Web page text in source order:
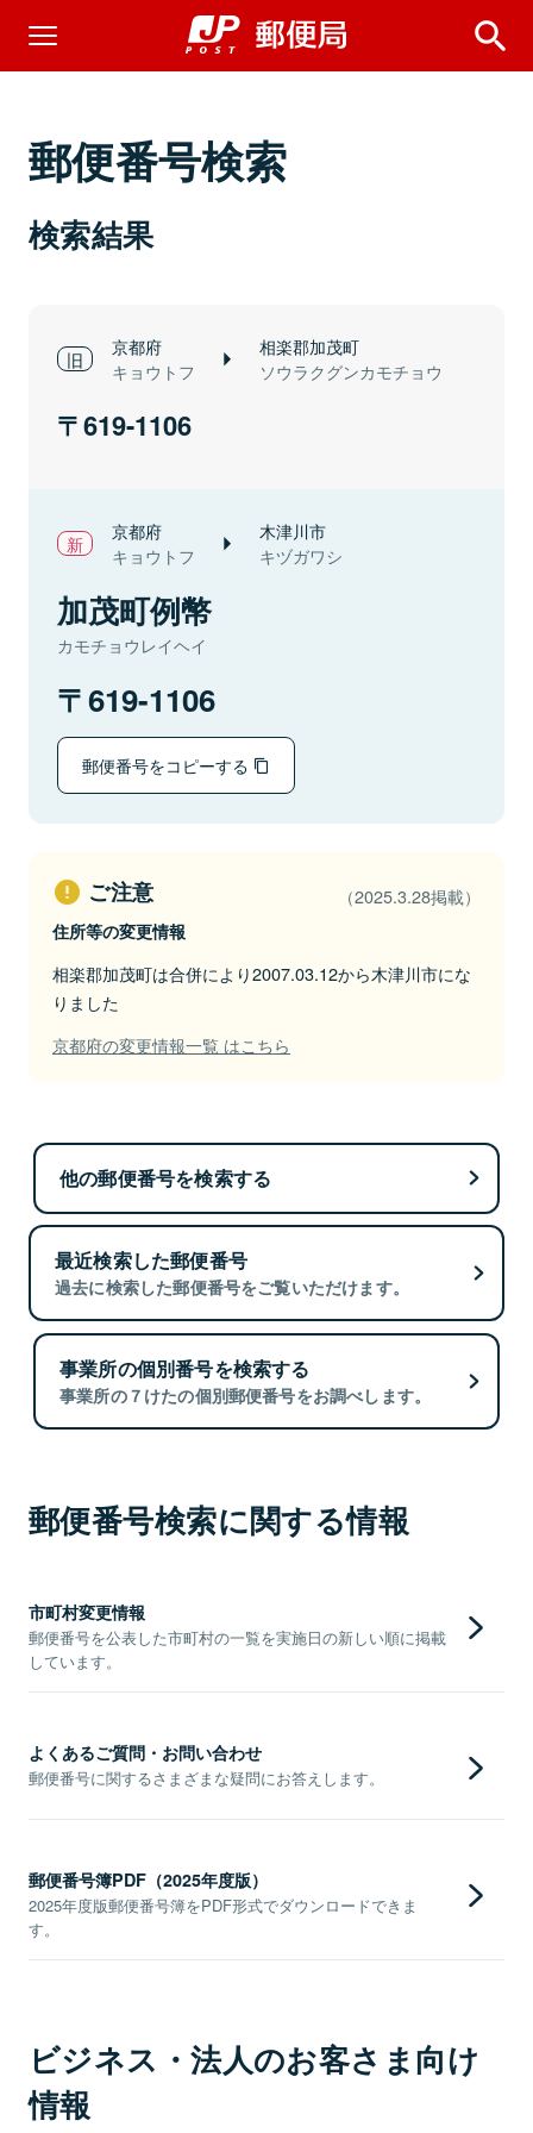
郵便番号検索
検索結果
京都府
キョウトフ
相楽郡加茂町
ソウラクグンカモチョウ
619-1106
京都府
キョウトフ
木津川市
キヅガワシ
加茂町例幣
カモチョウレイヘイ
619-1106
郵便番号をコピーする
ご注意 （2025.3.28掲載）
住所等の変更情報
相楽郡加茂町は合併により2007.03.12から木津川市にな
りました
京都府の変更情報一覧 はこちら
他の郵便番号を検索する
最近検索した郵便番号
過去に検索した郵便番号をご覧いただけます。
事業所の個別番号を検索する
事業所の７けたの個別郵便番号をお調べします。
郵便番号検索に関する情報
市町村変更情報
郵便番号を公表した市町村の一覧を実施日の新しい順に掲載
しています。
よくあるご質問・お問い合わせ
郵便番号に関するさまざまな疑問にお答えします。
郵便番号簿PDF（2025年度版）
2025年度版郵便番号簿をPDF形式でダウンロードできま
す。
ビジネス・法人のお客さま向け
情報